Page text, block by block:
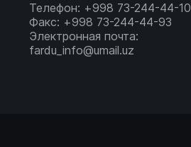
Телефон: +998 73-244-44-10
Факс: +998 73-244-44-93
Электронная почта:
fardu_info@umail.uz